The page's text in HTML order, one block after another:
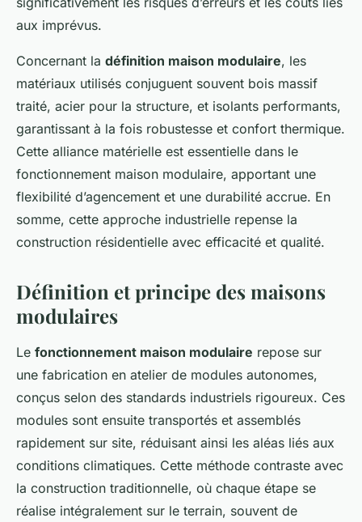
aux imprévus.
Concernant la définition maison modulaire, les
matériaux utilisés conjuguent souvent bois massif
traité, acier pour la structure, et isolants performants,
garantissant à la fois robustesse et confort thermique.
Cette alliance matérielle est essentielle dans le
fonctionnement maison modulaire, apportant une
flexibilité d’agencement et une durabilité accrue. En
somme, cette approche industrielle repense la
construction résidentielle avec efficacité et qualité.
Définition et principe des maisons
modulaires
Le fonctionnement maison modulaire repose sur
une fabrication en atelier de modules autonomes,
conçus selon des standards industriels rigoureux. Ces
modules sont ensuite transportés et assemblés
rapidement sur site, réduisant ainsi les aléas liés aux
conditions climatiques. Cette méthode contraste avec
la construction traditionnelle, où chaque étape se
réalise intégralement sur le terrain, souvent de